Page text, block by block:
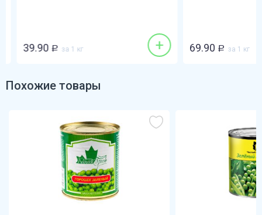
39.90 за 1 кг + 69.90 Р за 1 кг
Похожие товары